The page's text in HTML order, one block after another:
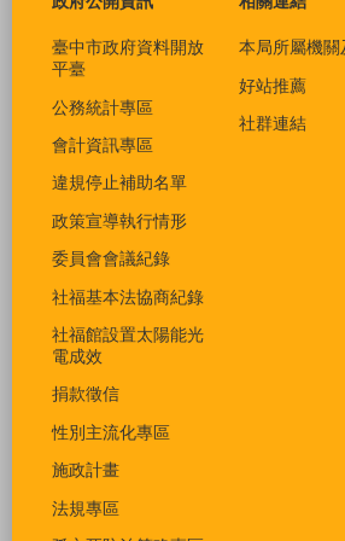
臺中市政府資料開放
平臺
公務統計專區
會計資訊專區
違規停止補助名單
政策宣導執行情形
委員會會議紀錄
社福基本法協商紀錄
社福館設置太陽能光
電成效
捐款徵信
性別主流化專區
施政計畫
法規專區
本局所屬機關
好站推薦
社群連結